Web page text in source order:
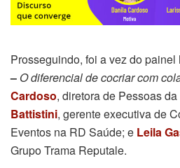
Prosseguindo, foi a vez do painel
– O diferencial de cocriar com
Cardoso, diretora de Pessoas
Battistini, gerente executiva de
Eventos na RD Saúde; e Leila
Grupo Trama Reputale.